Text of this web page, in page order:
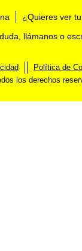
¿Quieres ver
llámanos o
Política de
los derechos